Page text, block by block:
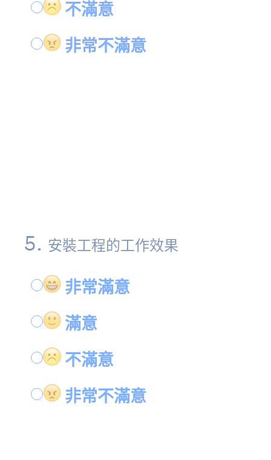
不滿意
非常不滿意
5. 安裝工程的工作效果
非常滿意
滿意
不滿意
非常不滿意